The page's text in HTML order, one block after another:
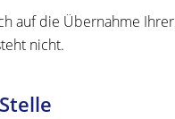
auf die Übernahme Ihrer
nicht.